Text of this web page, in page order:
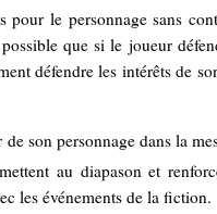
pour le personnage sans
que si le joueur
défendre les intérêts de
son personnage dans la
au diapason et
les événements de la fiction.